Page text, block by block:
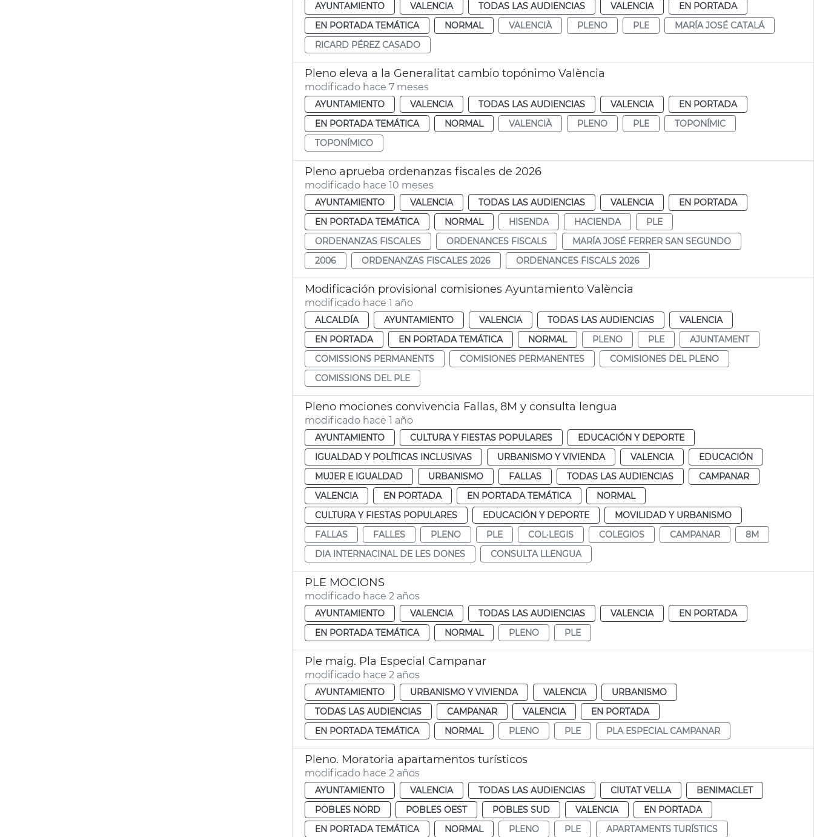
AYUNTAMIENTO VALENCIA TODAS LAS AUDIENCIAS VALENCIA
EN PORTADA
EN PORTADA TEMÁTICA
NORMAL VALENCIÀ PLENO PLE
MARÍA JOSÉ CATALÁ
RICARD PÉREZ CASADO
Pleno eleva a la Generalitat cambio topónimo València
modificado hace 7 meses
AYUNTAMIENTO VALENCIA TODAS LAS AUDIENCIAS VALENCIA
EN PORTADA
EN PORTADA TEMÁTICA
NORMAL VALENCIÀ PLENO PLE
TOPONÍMIC
TOPONÍMICO
Pleno aprueba ordenanzas fiscales de 2026
modificado hace 10 meses
AYUNTAMIENTO VALENCIA TODAS LAS AUDIENCIAS VALENCIA
EN PORTADA
EN PORTADA TEMÁTICA
NORMAL HISENDA HACIENDA
PLE
ORDENANZAS FISCALES
ORDENANCES FISCALS
MARÍA JOSÉ FERRER SAN SEGUNDO
2006
ORDENANZAS FISCALES 2026 ORDENANCES FISCALS 2026
Modificación provisional comisiones Ayuntamiento València
modificado hace 1 año
ALCALDÍA AYUNTAMIENTO VALENCIA TODAS LAS AUDIENCIAS
VALENCIA
EN PORTADA
EN PORTADA TEMÁTICA NORMAL PLENO PLE
AJUNTAMENT
COMISSIONS PERMANENTS
COMISIONES PERMANENTES
COMISIONES DEL PLENO
COMISSIONS DEL PLE
Pleno mociones convivencia Fallas, 8M y consulta lengua
modificado hace 1 año
AYUNTAMIENTO CULTURA Y FIESTAS POPULARES
EDUCACIÓN Y DEPORTE
IGUALDAD Y POLÍTICAS INCLUSIVAS
URBANISMO Y VIVIENDA VALENCIA
EDUCACIÓN
MUJER E IGUALDAD
URBANISMO FALLAS TODAS LAS AUDIENCIAS
CAMPANAR
VALENCIA
EN PORTADA EN PORTADA TEMÁTICA
NORMAL
CULTURA Y FIESTAS POPULARES
EDUCACIÓN Y DEPORTE
MOVILIDAD Y URBANISMO
FALLAS
FALLES PLENO PLE COL·LEGIS COLEGIOS CAMPANAR
8M
DIA INTERNACINAL DE LES DONES
CONSULTA LLENGUA
PLE MOCIONS
modificado hace 2 años
AYUNTAMIENTO VALENCIA TODAS LAS AUDIENCIAS VALENCIA
EN PORTADA
EN PORTADA TEMÁTICA
NORMAL PLENO PLE
Ple maig. Pla Especial Campanar
modificado hace 2 años
AYUNTAMIENTO URBANISMO Y VIVIENDA VALENCIA
URBANISMO
TODAS LAS AUDIENCIAS
CAMPANAR VALENCIA
EN PORTADA
EN PORTADA TEMÁTICA
NORMAL PLENO PLE PLA ESPECIAL CAMPANAR
Pleno. Moratoria apartamentos turísticos
modificado hace 2 años
AYUNTAMIENTO VALENCIA TODAS LAS AUDIENCIAS CIUTAT VELLA
BENIMACLET
POBLES NORD
POBLES OEST POBLES SUD VALENCIA
EN PORTADA
EN PORTADA TEMÁTICA
NORMAL PLENO PLE APARTAMENTS TURÍSTICS